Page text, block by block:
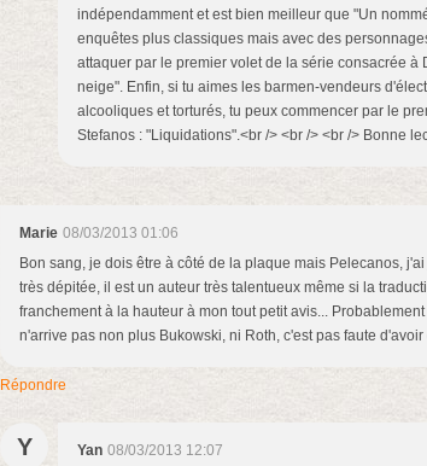
indépendamment et est bien meilleur que "Un
enquêtes plus classiques mais avec des
attaquer par le premier volet de la série consacrée à
neige". Enfin, si tu aimes les barmen-vendeurs
alcooliques et torturés, tu peux commencer par le
Stefanos : "Liquidations".<br /> <br /> <br /> Bonne
Marie 08/03/2013 01:06
Bon sang, je dois être à côté de la plaque mais Pelecanos,
très dépitée, il est un auteur très talentueux même si la
franchement à la hauteur à mon tout petit avis...
n'arrive pas non plus Bukowski, ni Roth, c'est pas faute
Répondre
Y Yan 08/03/2013 12:07